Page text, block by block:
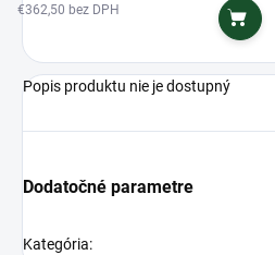
€362,50 bez DPH
Do
Popis produktu nie je dostupný
Dodatočné parametre
Kategória: